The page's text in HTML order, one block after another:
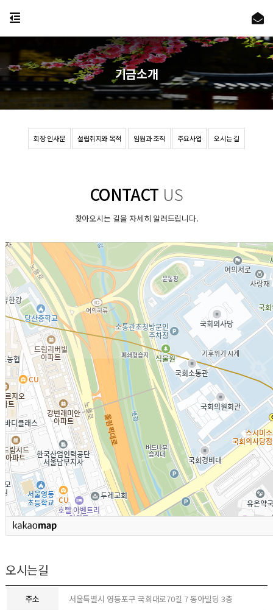
회장 인사문 설립취지와 목적 임원과 조직 주요사업 오시는 길
기금소개
CONTACT US
찾아오시는 길을 자세히 알려드립니다.
오시는길
주소 서울특별시 영등포구 국회대로70길 7 동아빌딩 3층